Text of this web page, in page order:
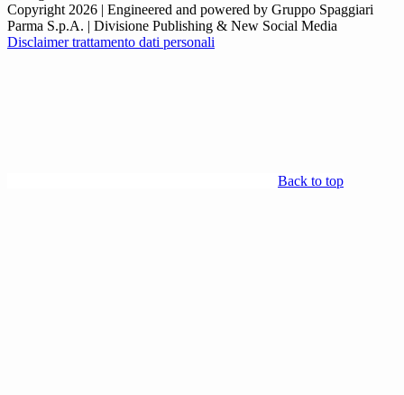
Copyright 2026 | Engineered and powered by Gruppo Spaggiari
Parma S.p.A. | Divisione Publishing & New Social Media
Disclaimer trattamento dati personali
Back to top